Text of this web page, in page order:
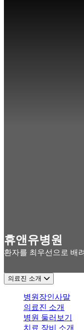
휴앤유병원
환자를 최우선으로 배
의료진 소개
병원장인사말
의료진 소개
병원 둘러보기
치료 장비 소개